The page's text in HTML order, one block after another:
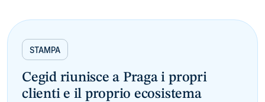
STAMPA
Cegid riunisce a Praga i propri
clienti e il proprio ecosistema